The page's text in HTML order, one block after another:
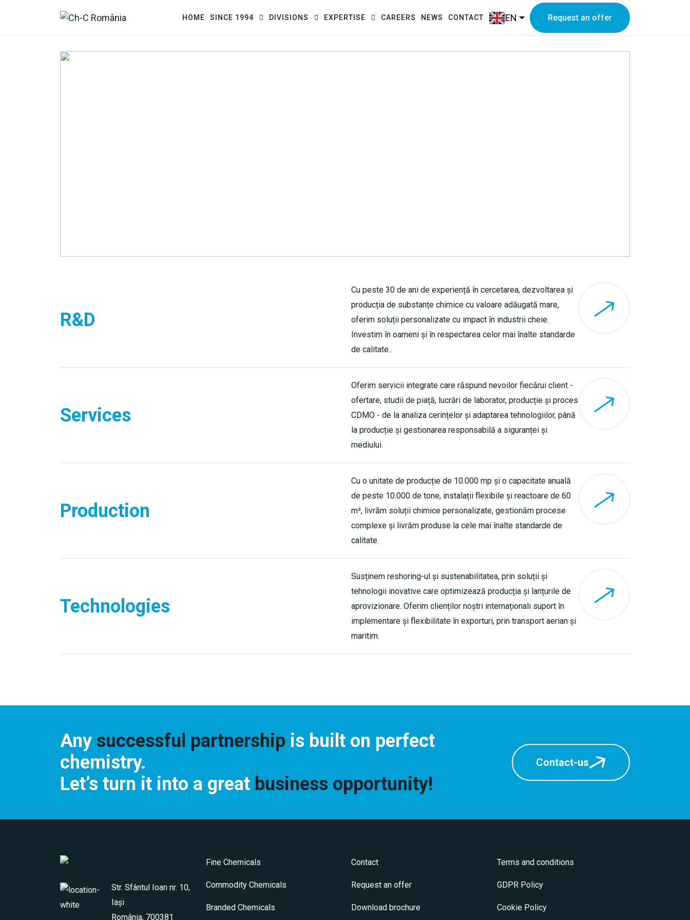
HOME SINCE 1994 DIVISIONS EXPERTISE CAREERS NEWS CONTACT EN Request an offer
R&D
Cu peste 30 de ani de experiență în cercetarea, dezvoltarea și
producția de substanțe chimice cu valoare adăugată mare,
oferim soluții personalizate cu impact în industrii cheie.
Investim în oameni și în respectarea celor mai înalte standarde
de calitate..
Services
Oferim servicii integrate care răspund nevoilor fiecărui client -
ofertare, studii de piață, lucrări de laborator, producție și proces
CDMO - de la analiza cerințelor și adaptarea tehnologiilor, până
la producție și gestionarea responsabilă a siguranței și
mediului.
Production
Cu o unitate de producție de 10.000 mp și o capacitate anuală
de peste 10.000 de tone, instalații flexibile și reactoare de 60
m³, livrăm soluții chimice personalizate, gestionăm procese
complexe și livrăm produse la cele mai înalte standarde de
calitate.
Technologies
Susținem reshoring-ul și sustenabilitatea, prin soluții și
tehnologii inovative care optimizează producția și lanțurile de
aprovizionare. Oferim clienților noștri internaționali suport în
implementare și flexibilitate în exporturi, prin transport aerian și
maritim.
Any successful partnership is built on perfect
chemistry.
Let’s turn it into a great business opportunity!
Contact-us
Str. Sfântul Ioan nr. 10,
Iași
România, 700381
Fine Chemicals
Commodity Chemicals
Branded Chemicals
Contact
Request an offer
Download brochure
Terms and conditions
GDPR Policy
Cookie Policy